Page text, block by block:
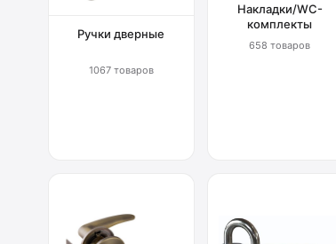
Ручки дверные
1067 товаров
Накладки/WC-
комплекты
658 товаров